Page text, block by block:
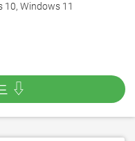
10, Windows 11
⇩